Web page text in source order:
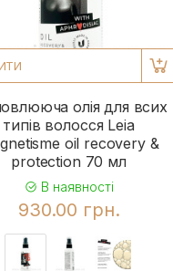
олія для всих
типів волосся Leia
oil recovery &
protection 70 мл
В наявності
930.00 грн.